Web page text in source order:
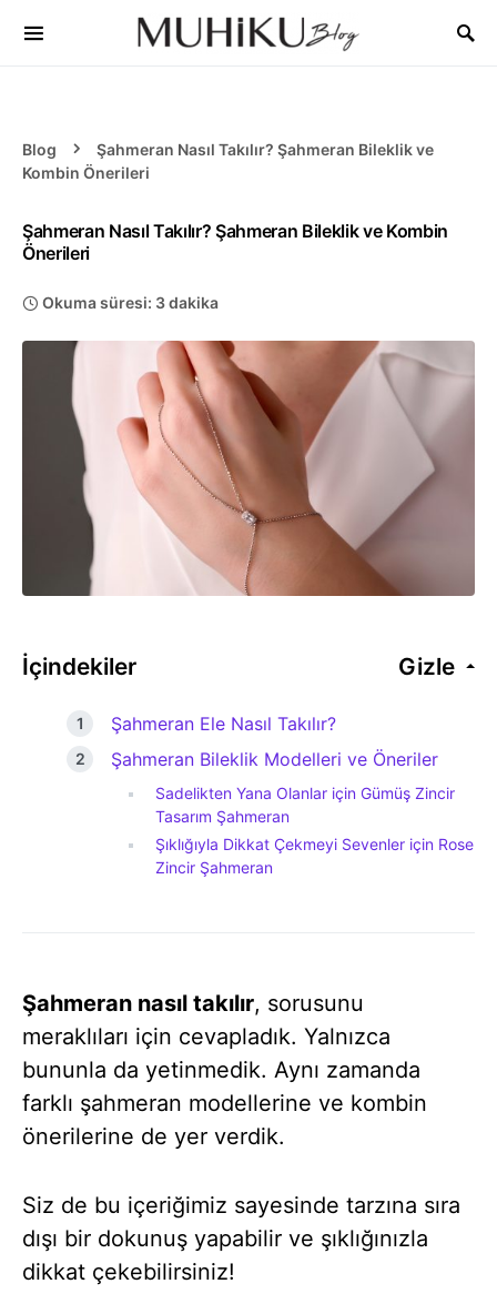
Blog
Şahmeran Nasıl Takılır? Şahmeran Bileklik ve
Kombin Önerileri
Şahmeran Nasıl Takılır? Şahmeran Bileklik ve Kombin
Önerileri
Okuma süresi: 3 dakika
İçindekiler Gizle
Şahmeran Ele Nasıl Takılır?
Şahmeran Bileklik Modelleri ve Öneriler
Sadelikten Yana Olanlar için Gümüş Zincir
Tasarım Şahmeran
Şıklığıyla Dikkat Çekmeyi Sevenler için Rose
Zincir Şahmeran
Şahmeran nasıl takılır, sorusunu
meraklıları için cevapladık. Yalnızca
bununla da yetinmedik. Aynı zamanda
farklı şahmeran modellerine ve kombin
önerilerine de yer verdik.
Siz de bu içeriğimiz sayesinde tarzına sıra
dışı bir dokunuş yapabilir ve şıklığınızla
dikkat çekebilirsiniz!